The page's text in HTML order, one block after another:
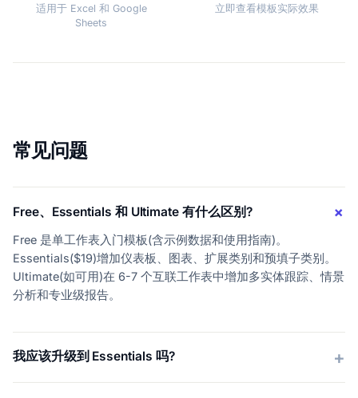
适用于 Excel 和 Google
Sheets
立即查看模板实际效果
常见问题
Free、Essentials 和 Ultimate 有什么区别?
Free 是单工作表入门模板(含示例数据和使用指南)。
Essentials($19)增加仪表板、图表、扩展类别和预填子类别。
Ultimate(如可用)在 6-7 个互联工作表中增加多实体跟踪、情景
分析和专业级报告。
我应该升级到 Essentials 吗?